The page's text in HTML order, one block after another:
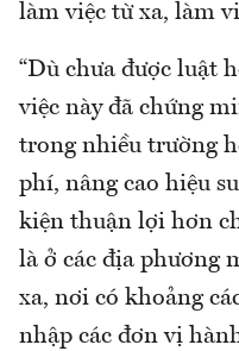
làm việc từ xa, làm
“Dù chưa được luật
việc này đã chứng
trong nhiều trường
phí, nâng cao hiệu
kiện thuận lợi hơn
là ở các địa phương
xa, nơi có khoảng
nhập các đơn vị